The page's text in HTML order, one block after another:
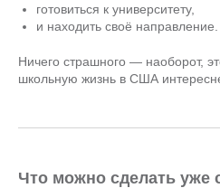
готовиться к университету,
и находить своё направление.
Ничего страшного — наоборот,
школьную жизнь в США
Что можно сделать уже